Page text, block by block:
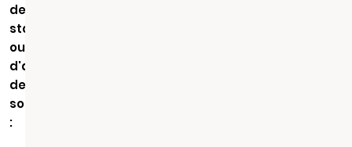
de
statuts
ou
d'acte
de
société
: